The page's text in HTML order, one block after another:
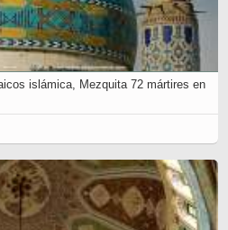
islámica, Mezquita 72 mártires en